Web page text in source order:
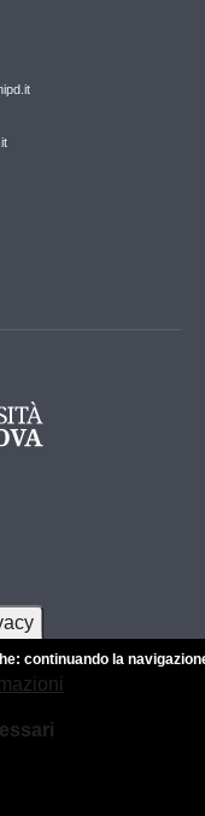
riservati
continuando la